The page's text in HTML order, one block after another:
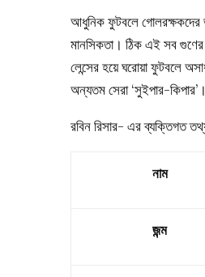
আধুনিক ফুটবলে গোলরক্ষকদের
মানসিকতা। ঠিক এই সব গুণের
লেন্সের হয়ে ঘরোয়া ফুটবলে
অন্যতম সেরা ‘সুইপার-কিপার’।
রবিন রিসার- এর ব্যক্তিগত
নাম
জন্ম